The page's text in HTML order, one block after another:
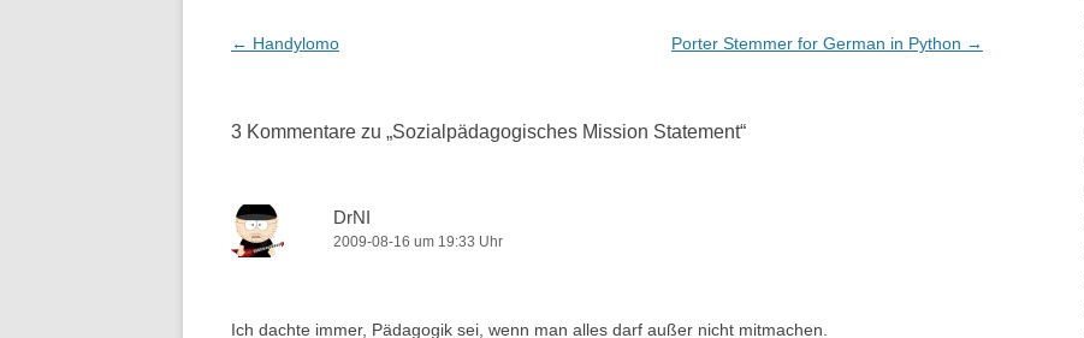
Beitragsnavigation
← Handylomo Porter Stemmer for German in Python →
3 Kommentare zu „Sozialpädagogisches Mission Statement“
DrNI
2009-08-16 um 19:33 Uhr
Ich dachte immer, Pädagogik sei, wenn man alles darf außer nicht mitmachen.